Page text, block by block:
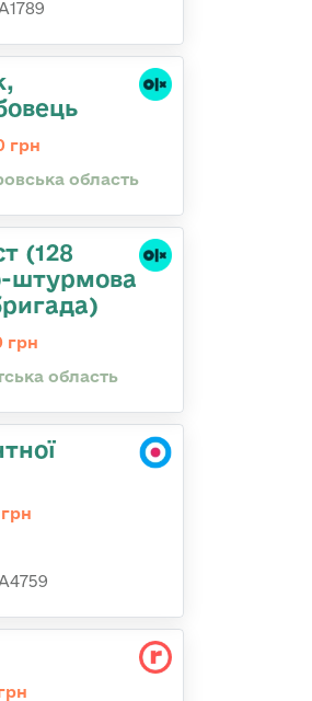
грн
область
(128
штурмова
грн
область